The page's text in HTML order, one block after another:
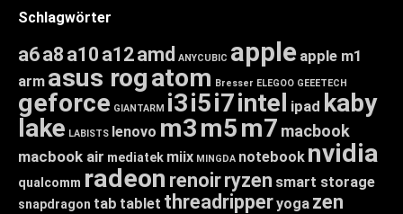
Schlagwörter
a6a8 a10 a12amd ANYCUBIC apple apple m1
arm asus rogatom Bresser ELEGOO GEEETECH
geforce GIANTARM i3i5i7intel ipad kaby
lake LABISTS lenovo m3m5m7 macbook
macbook air mediatek miix MINGDA notebook nvidia
qualcomm radeon renoirryzen smart storage
snapdragon tab tablet threadripperyoga zen